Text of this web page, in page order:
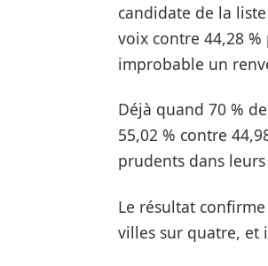
candidate de la
voix contre 44,28
improbable un
Déjà quand 70 %
55,02 % contre
prudents dans
Le résultat
villes sur quatre, et